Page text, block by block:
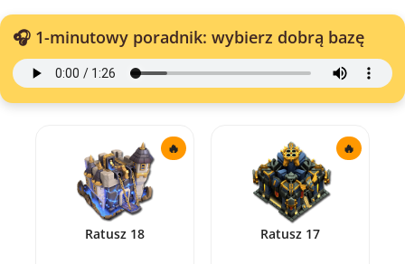
🎧 1-minutowy poradnik: wybierz dobrą bazę
🔥
Ratusz 18
🔥
Ratusz 17